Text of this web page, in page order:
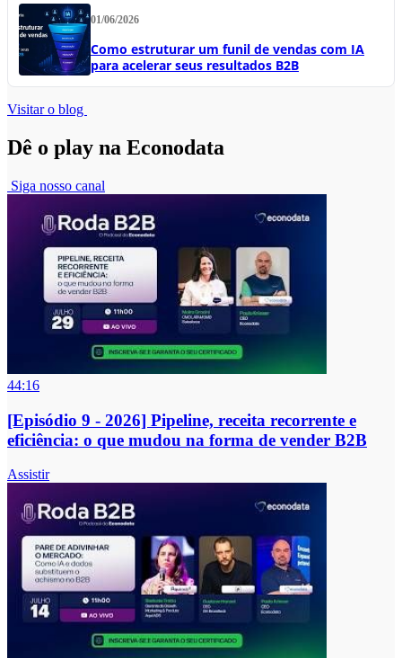
01/06/2026
Como estruturar um funil de vendas com IA
para acelerar seus resultados B2B
Visitar o blog
Dê o play na Econodata
Siga nosso canal
44:16
[Episódio 9 - 2026] Pipeline, receita recorrente e
eficiência: o que mudou na forma de vender B2B
Assistir